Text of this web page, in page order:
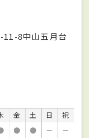
11-8中山五月台
金 土 日
祝
● ● －
－